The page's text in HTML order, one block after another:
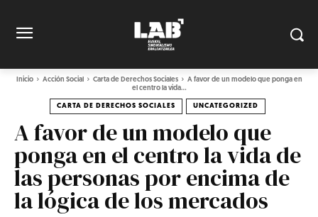
Inicio Acción Social Carta de Derechos Sociales
A favor de un modelo que ponga en
el centro la vida...
CARTA DE DERECHOS SOCIALES UNCATEGORIZED
A favor de un modelo que
ponga en el centro la vida de
las personas por encima de
la lógica de los mercados